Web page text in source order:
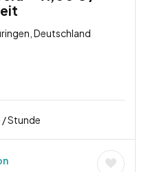
Deutschland
/ Stunde